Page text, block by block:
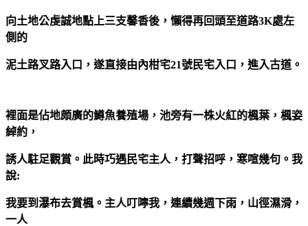
向土地公虔誠地點上三支馨香後，懶得再回頭至道路3K處左
側的
泥土路叉路入口，遂直接由內柑宅21號民宅入口，進入古道。
裡面是佔地頗廣的鱒魚養殖場，池旁有一株火紅的楓葉，楓姿
綽約，
誘人駐足觀賞。此時巧遇民宅主人，打聲招呼，寒喧幾句。我
說:
我要到瀑布去賞楓。主人叮嚀我，連續幾週下雨，山徑濕滑，
一人